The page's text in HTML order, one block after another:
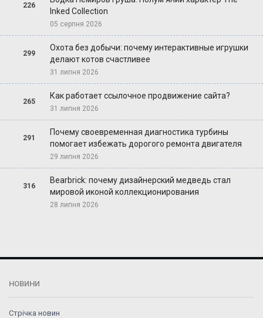
226
Inked Collection
05 серпня 2026
299
Охота без добычи: почему интерактивные игрушки
делают котов счастливее
31 липня 2026
265
Как работает ссылочное продвижение сайта?
31 липня 2026
291
Почему своевременная диагностика турбины
помогает избежать дорогого ремонта двигателя
29 липня 2026
316
Bearbrick: почему дизайнерский медведь стал
мировой иконой коллекционирования
28 липня 2026
НОВИНИ
Стрічка новин